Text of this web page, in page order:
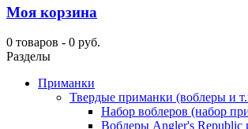
Моя корзина
0 товаров - 0 руб.
Разделы
Приманки
Твердые приманки (воблеры и
Набор воблеров (набор
Воблеры Angler's Republic